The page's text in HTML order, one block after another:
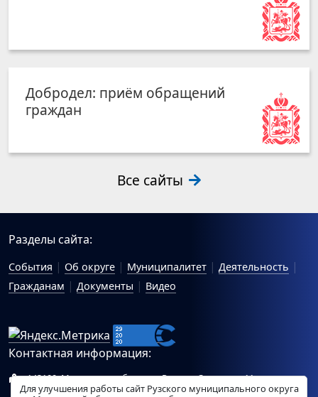
Добродел: приём обращений
граждан
Все сайты
Разделы сайта:
События Об округе Муниципалитет
Деятельность
Гражданам
Документы Видео
Контактная информация:
143100, Московская область, г.Руза, ул.Солнцева, 11
Схема проезда
Для улучшения работы сайт Рузского муниципального округа